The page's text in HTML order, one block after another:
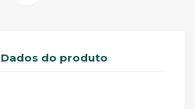
Dados do produto